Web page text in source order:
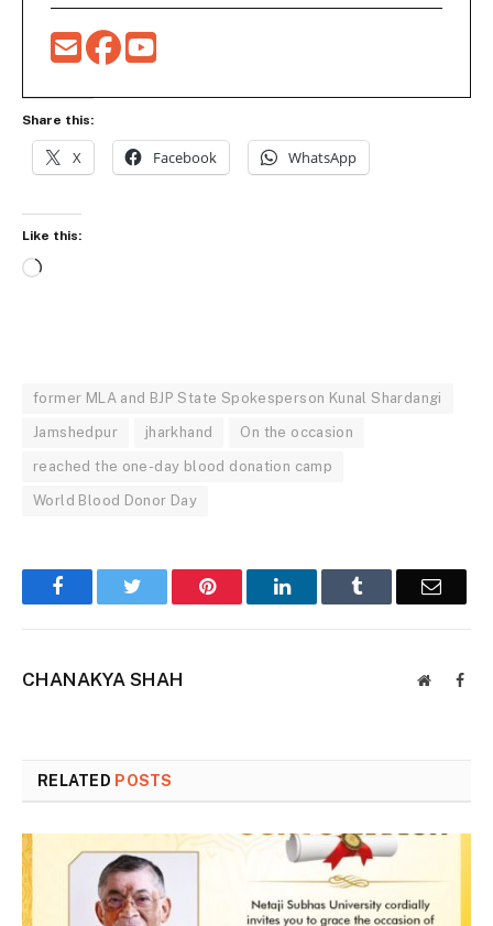
Share this:
X Facebook WhatsApp
Like this:
Loading…
former MLA and BJP State Spokesperson Kunal Shardangi
Jamshedpur jharkhand On the occasion
reached the one-day blood donation camp
World Blood Donor Day
FacebookTwitter Pinterest LinkedInTumblr Email
CHANAKYA SHAH Website
RELATED POSTS